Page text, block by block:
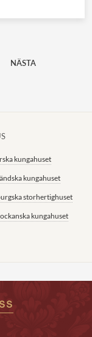
NÄSTA
kungahuset
kungahuset
storhertighuset
kungahuset